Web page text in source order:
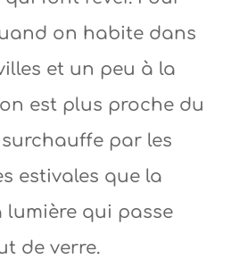
on habite dans
et un peu à la
est plus proche du
par les
estivales que la
lumière qui passe
de verre.